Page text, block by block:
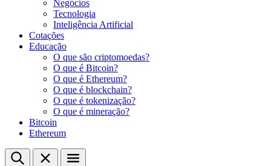
Negócios
Tecnologia
Inteligência Artificial
Cotações
Educação
O que são criptomoedas?
O que é Bitcoin?
O que é Ethereum?
O que é blockchain?
O que é tokenização?
O que é mineração?
Bitcoin
Ethereum